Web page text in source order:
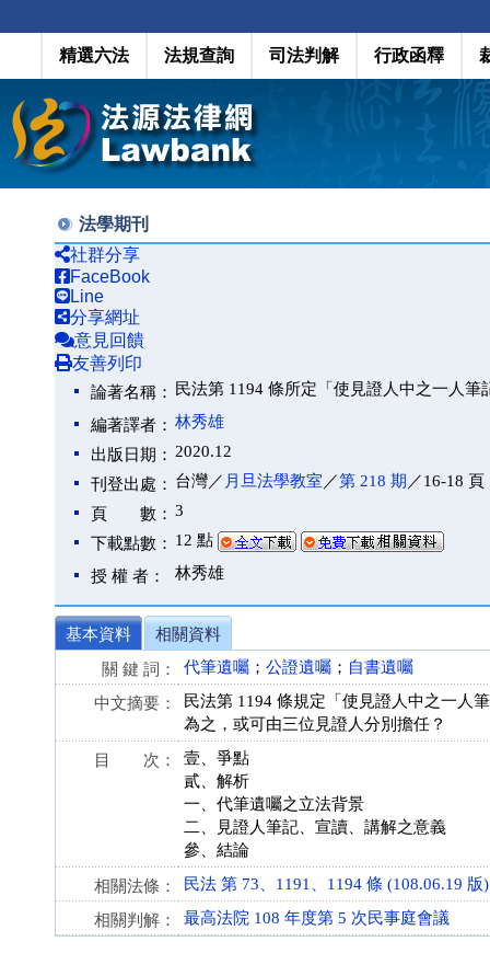
精選六法 法規查詢 司法判解 行政函釋
法學期刊
社群分享
FaceBook
Line
分享網址
意見回饋
友善列印
論著名稱： 民法第 1194 條所定「使見證人中之一人筆
編著譯者： 林秀雄
出版日期： 2020.12
刊登出處： 台灣／ 月旦法學教室 ／第 218 期 ／16-18 頁
頁 數： 3
下載點數： 12 點
授 權 者： 林秀雄
基本資料
相關資料
關 鍵 詞：
代筆遺囑 ； 公證遺囑 ； 自書遺囑
中文摘要：
民法第 1194 條規定「使見證人中之一人
為之，或可由三位見證人分別擔任？
目 次：
壹、爭點
貳、解析
一、代筆遺囑之立法背景
二、見證人筆記、宣讀、講解之意義
參、結論
相關法條： 民法 第 73、1191、1194 條 (108.06.19 版)
相關判解： 最高法院 108 年度第 5 次民事庭會議